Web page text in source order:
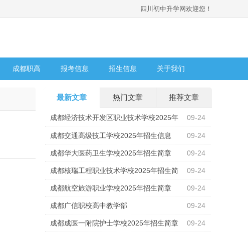
四川初中升学网欢迎您！
成都职高 报考信息 招生信息 关于我们
最新文章 热门文章 推荐文章
09-24
成都经济技术开发区职业技术学校2025年
招生计划 09-24
成都交通高级技工学校2025年招生信息
09-24
成都华大医药卫生学校2025年招生简章
09-24
成都核瑞工程职业技术学校2025年招生简
章 09-24
成都航空旅游职业学校2025年招生简章
09-24
成都广信职校高中教学部
09-24
成都成医一附院护士学校2025年招生简章